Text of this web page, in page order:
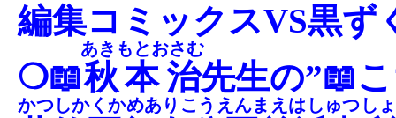
編集コミックスVS黒ず
❍📖秋本治
あきもとおさむ
先生の”📖
かつしかくかめありこうえんまえはしゅつしょ